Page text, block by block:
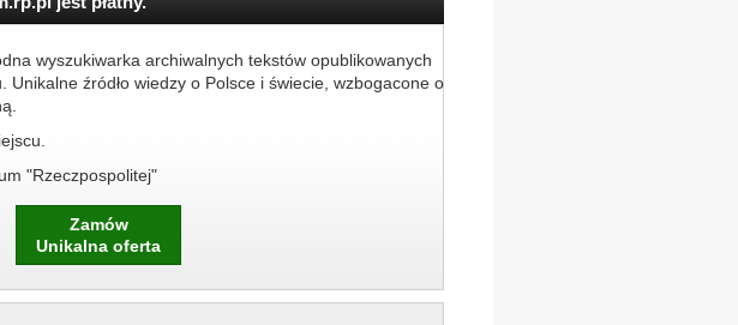
wyszukiwarka archiwalnych tekstów opublikowanych
Unikalne źródło wiedzy o Polsce i świecie, wzbogacone o
"Rzeczpospolitej"
Zamów
Unikalna oferta